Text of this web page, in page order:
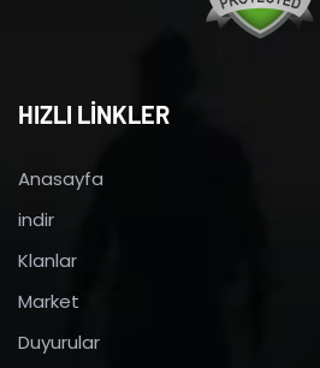
HIZLI LİNKLER
Anasayfa
indir
Klanlar
Market
Duyurular